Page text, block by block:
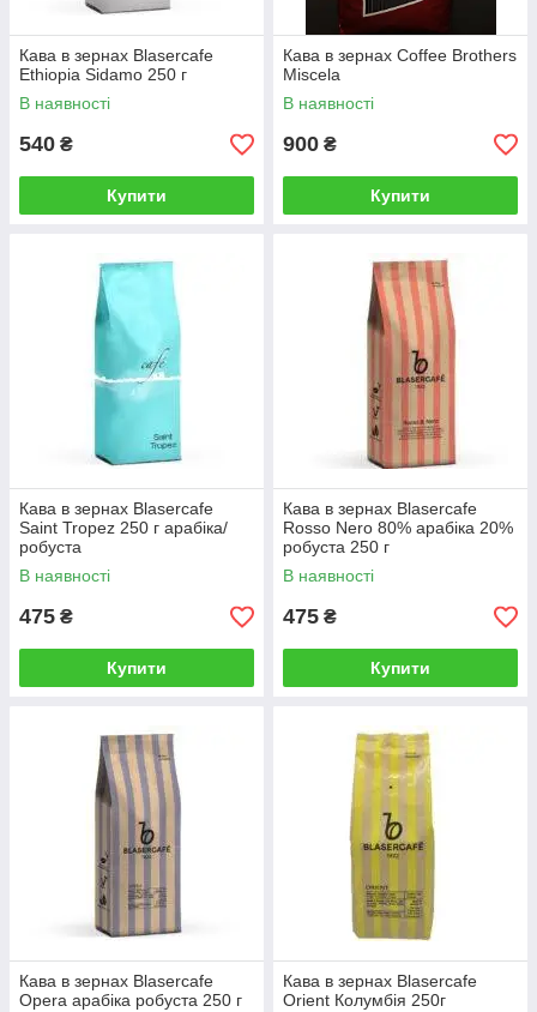
Кава в зернах Blasercafe
Ethiopia Sidamo 250 г
В наявності
540 ₴
Купити
Кава в зернах Coffee Brothers
Miscela
В наявності
900 ₴
Купити
Кава в зернах Blasercafe
Saint Tropez 250 г арабіка/
робуста
В наявності
475 ₴
Купити
Кава в зернах Blasercafe
Rosso Nero 80% арабіка 20%
робуста 250 г
В наявності
475 ₴
Купити
Кава в зернах Blasercafe
Opera арабіка робуста 250 г
Кава в зернах Blasercafe
Orient Колумбія 250г